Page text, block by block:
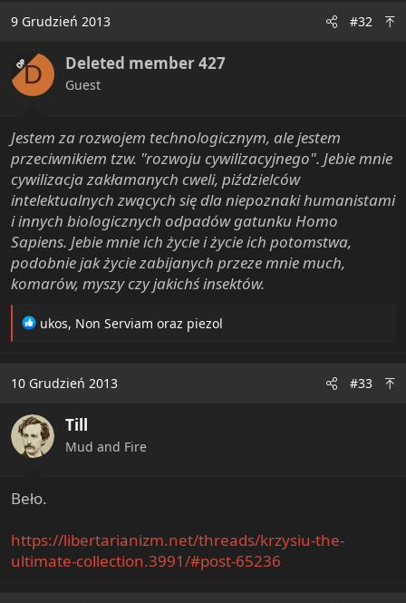
t
o
n
s
9 Grudzień 2013 #32
OPD Deleted member 427
Guest
Jestem za rozwojem technologicznym, ale jestem
przeciwnikiem tzw. "rozwoju cywilizacyjnego". Jebie mnie
cywilizacja zakłamanych cweli, piździelców
intelektualnych zwących się dla niepoznaki humanistami
i innych biologicznych odpadów gatunku Homo
Sapiens. Jebie mnie ich życie i życie ich potomstwa,
podobnie jak życie zabijanych przeze mnie much,
komarów, myszy czy jakichś insektów.
R
t
o
n
s
ukos, Non Serviam oraz piezol
10 Grudzień 2013 #33
Till
Mud and Fire
Beło.
https://libertarianizm.net/threads/krzysiu-the-
ultimate-collection.3991/#post-65236